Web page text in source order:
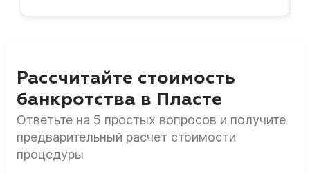
Рассчитайте стоимость
банкротства в Пласте
Ответьте на 5 простых вопросов и получите
предварительный расчет стоимости
процедуры